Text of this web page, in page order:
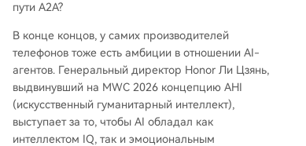
пути A2A?
В конце концов, у самих производителей
телефонов тоже есть амбиции в отношении AI-
агентов. Генеральный директор Honor Ли Цзянь,
выдвинувший на MWC 2026 концепцию AHI
(искусственный гуманитарный интеллект),
выступает за то, чтобы AI обладал как
интеллектом IQ, так и эмоциональным